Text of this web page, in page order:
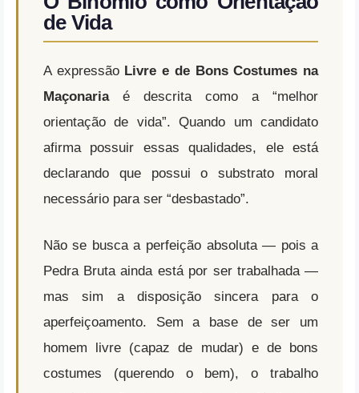
de Vida
A expressão Livre e de Bons Costumes na
Maçonariaé descrita como a “melhor
orientação de vida”. Quando um candidato
afirma possuir essas qualidades, ele está
declarando que possui o substrato moral
necessário para ser “desbastado”.
Não se busca a perfeição absoluta — pois a
Pedra Bruta ainda está por ser trabalhada —
mas sim a disposição sincera para o
aperfeiçoamento. Sem a base de ser um
homem livre (capaz de mudar) e de bons
costumes (querendo o bem), o trabalho